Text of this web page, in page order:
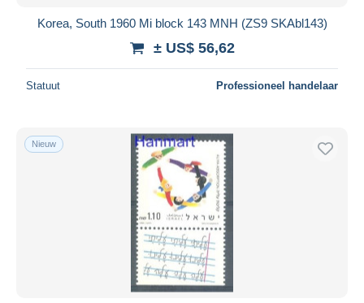
Korea, South 1960 Mi block 143 MNH (ZS9 SKAbl143)
± US$ 56,62
Statuut Professioneel handelaar
Nieuw